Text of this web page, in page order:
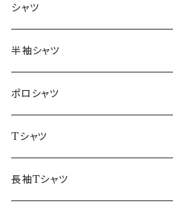
～44/S
46/M
48/L
50/XL～
シャツ
～44/S
46/M
48/L
50/XL～
半袖シャツ
～44/S
46/M
48/L
ポロシャツ
～44/S
46/M
Tシャツ
～44/S
長袖Tシャツ